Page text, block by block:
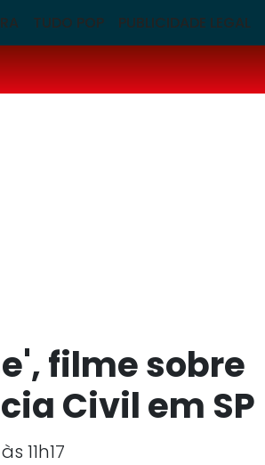
TUDO POP PUBLICIDADE LEGAL
filme sobre
Civil em SP
11h17